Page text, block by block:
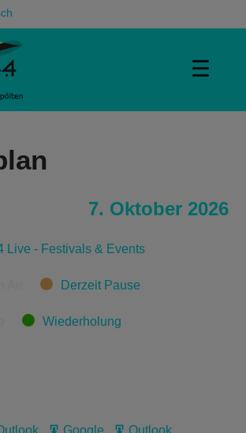
☰
7. Oktober 2026
Live - Festivals & Events
Derzeit Pause
Wiederholung